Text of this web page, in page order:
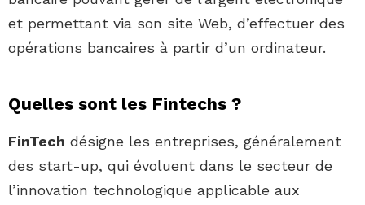
et permettant via son site Web, d’effectuer des
opérations bancaires à partir d’un ordinateur.
Quelles sont les Fintechs ?
FinTech désigne les entreprises, généralement
des start-up, qui évoluent dans le secteur de
l’innovation technologique applicable aux